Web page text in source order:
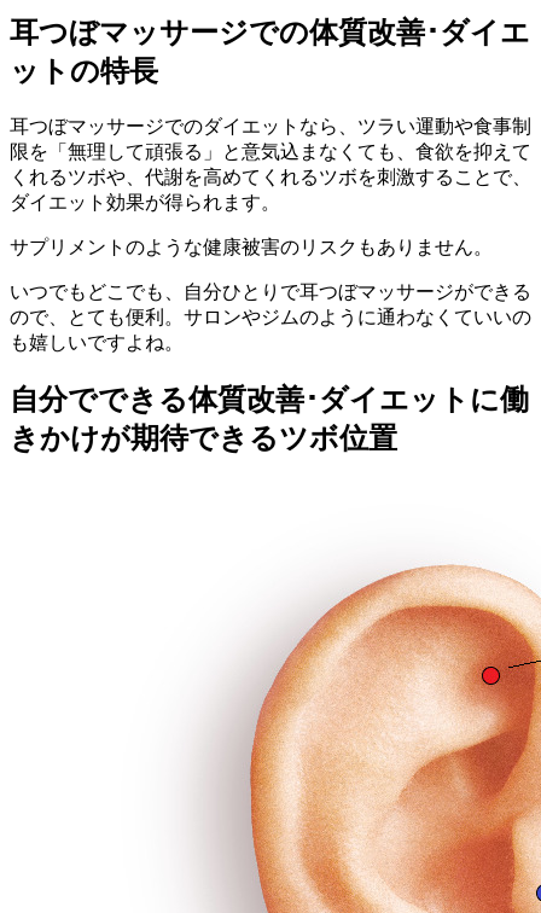
耳つぼマッサージでの体質改善･ダイエ
ットの特長
耳つぼマッサージでのダイエットなら、ツラい運動や食事制
限を「無理して頑張る」と意気込まなくても、食欲を抑えて
くれるツボや、代謝を高めてくれるツボを刺激することで、
ダイエット効果が得られます。
サプリメントのような健康被害のリスクもありません。
いつでもどこでも、自分ひとりで耳つぼマッサージができる
ので、とても便利。サロンやジムのように通わなくていいの
も嬉しいですよね。
自分でできる体質改善･ダイエットに働
きかけが期待できるツボ位置